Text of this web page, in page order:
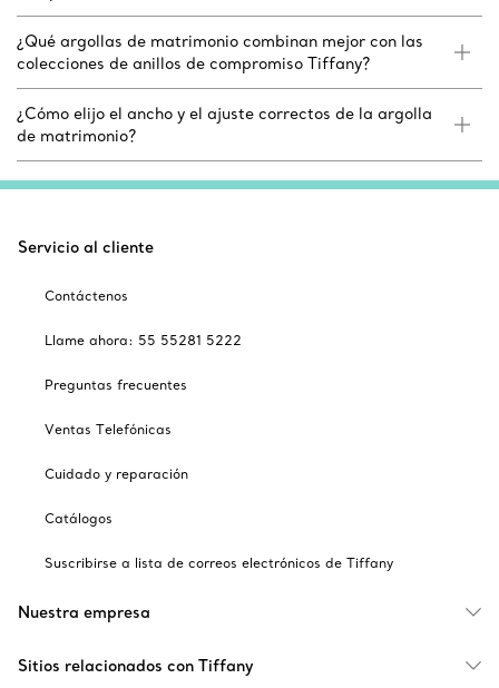
¿Qué argollas de matrimonio combinan mejor con las
colecciones de anillos de compromiso Tiffany?
¿Cómo elijo el ancho y el ajuste correctos de la argolla
de matrimonio?
Servicio al cliente
Contáctenos
Llame ahora: 55 55281 5222
Preguntas frecuentes
Ventas Telefónicas
Cuidado y reparación
Catálogos
Suscribirse a lista de correos electrónicos de Tiffany
Nuestra empresa
Sitios relacionados con Tiffany